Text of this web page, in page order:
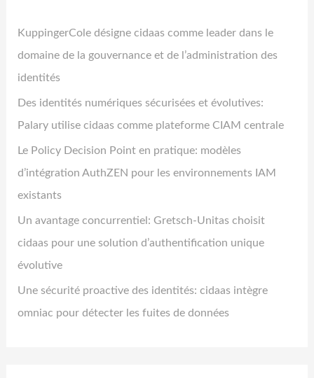
KuppingerCole désigne cidaas comme leader dans le
domaine de la gouvernance et de l’administration des
identités
Des identités numériques sécurisées et évolutives:
Palary utilise cidaas comme plateforme CIAM centrale
Le Policy Decision Point en pratique: modèles
d’intégration AuthZEN pour les environnements IAM
existants
Un avantage concurrentiel: Gretsch-Unitas choisit
cidaas pour une solution d’authentification unique
évolutive
Une sécurité proactive des identités: cidaas intègre
omniac pour détecter les fuites de données